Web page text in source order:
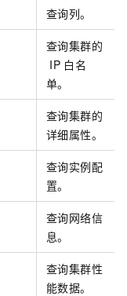
查询列。
查询集群的
IP 白名
单。
查询集群的
详细属性。
查询实例配
置。
查询网络信
息。
查询集群性
能数据。